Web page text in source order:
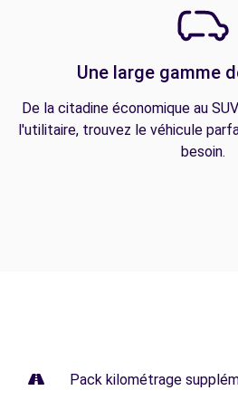
Une large gamme
De la citadine économique au
l'utilitaire, trouvez le véhicule
besoin.
Pack kilométrage